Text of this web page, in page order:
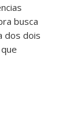
busca
dos dois